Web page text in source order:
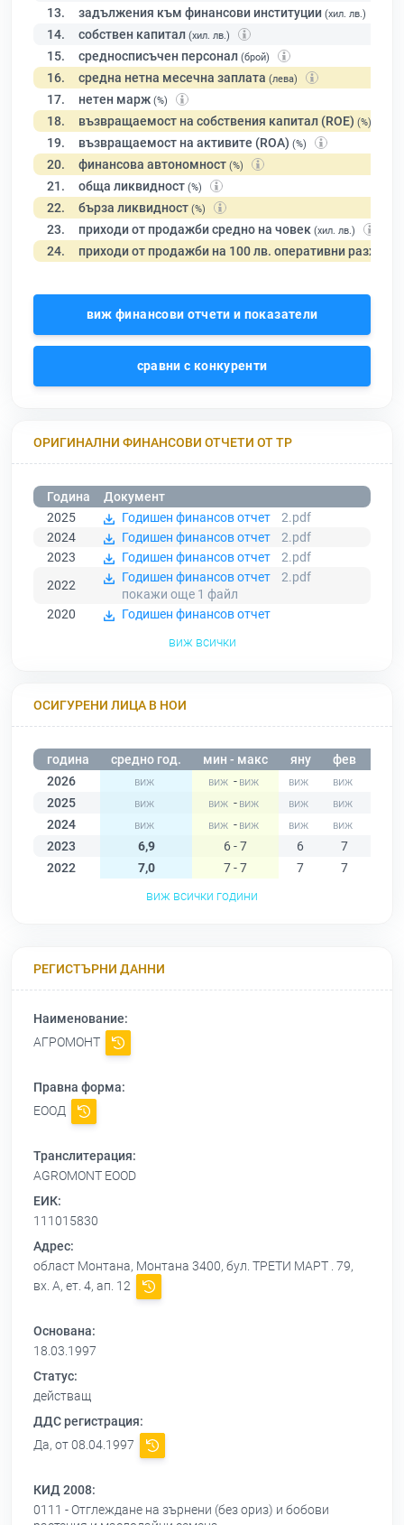
13. задължения към финансови институции (хил. лв.)
14. собствен капитал (хил. лв.)
15. средносписъчен персонал (брой)
16. средна нетна месечна заплата (лева)
17. нетен марж (%)
18. възвращаемост на собствения капитал (ROE) (%)
19. възвращаемост на активите (ROA) (%)
20. финансова автономност (%)
21. обща ликвидност (%)
22. бърза ликвидност (%)
23. приходи от продажби средно на човек (хил. лв.)
24. приходи от продажби на 100 лв. оперативни разходи
виж финансови отчети и показатели
сравни с конкуренти
ОРИГИНАЛНИ ФИНАНСОВИ ОТЧЕТИ ОТ ТР
Година
Документ
2025
Годишен финансов отчет
2.pdf
2024
Годишен финансов отчет
2.pdf
2023
Годишен финансов отчет
2.pdf
2022
Годишен финансов отчет
2.pdf
покажи още 1 файл
2020
Годишен финансов отчет
виж всички
ОСИГУРЕНИ ЛИЦА В НОИ
година средно год. мин - макс яну фев
2026
-
2025
-
2024
-
2023
6,9 6 - 7 6 7
2022
7,0 7 - 7 7 7
виж всички години
РЕГИСТЪРНИ ДАННИ
Наименование:
АГРОМОНТ
Правна форма:
ЕООД
Транслитерация:
AGROMONT EOOD
ЕИК:
111015830
Адрес:
област Монтана, Монтана 3400, бул. ТРЕТИ МАРТ . 79,
вх. А, ет. 4, ап. 12
Основана:
18.03.1997
Статус:
действащ
ДДС регистрация:
Да, от 08.04.1997
КИД 2008:
0111 - Отглеждане на зърнени (без ориз) и бобови